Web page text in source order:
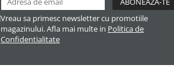
Vreau sa primesc newsletter cu promotiile
magazinului. Afla mai multe in Politica de
Confidentialitate